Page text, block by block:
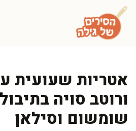
לדלג
לתוכן
אטריות שעועית
ורוטב סויה
שומשום וסילאן